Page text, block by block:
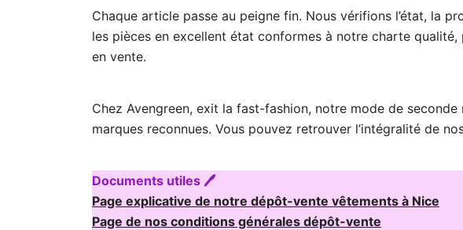
Chaque article passe au peigne fin. Nous vérifions l’état, la
les pièces en excellent état conformes à notre charte qualité,
en vente.
Chez Avengreen, exit la fast-fashion, notre mode de
marques reconnues. Vous pouvez retrouver l’intégralité de
Documents utiles 🖊️
Page explicative de notre dépôt-vente vêtements à Nice
Page de nos conditions générales dépôt-vente